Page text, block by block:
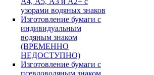
узорами водяных знаков
Изготовление бумаги с
индивидуальным
водяным знаком
(ВРЕМЕННО
НЕДОСТУПНО)
Изготовление бумаги с
псевдоводяным знаком